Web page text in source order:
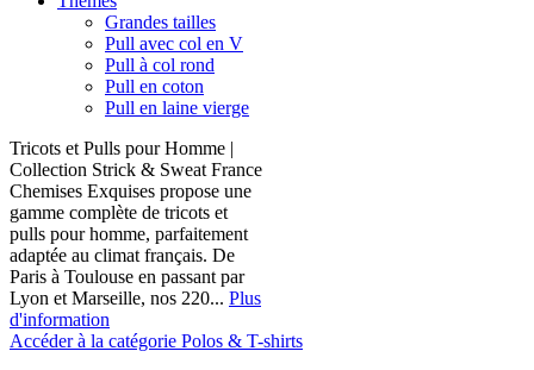
Grandes tailles
Pull avec col en V
Pull à col rond
Pull en coton
Pull en laine vierge
Tricots et Pulls pour Homme |
Collection Strick & Sweat France
Chemises Exquises propose une
gamme complète de tricots et
pulls pour homme, parfaitement
adaptée au climat français. De
Paris à Toulouse en passant par
Lyon et Marseille, nos 220... Plus
d'information
Accéder à la catégorie Polos & T-shirts